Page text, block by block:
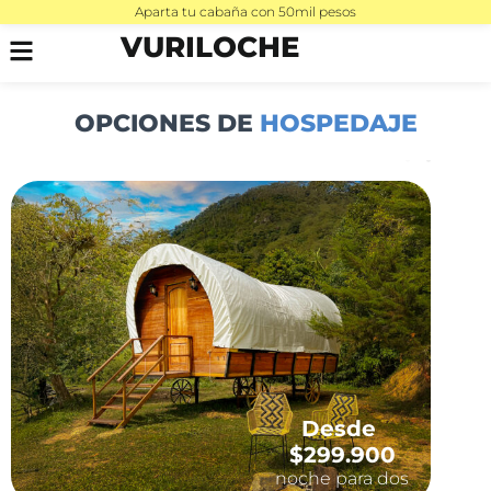
Aparta tu cabaña con 50mil pesos
VURILOCHE
OPCIONES DE HOSPEDAJE
Desde
$299.900
noche para dos